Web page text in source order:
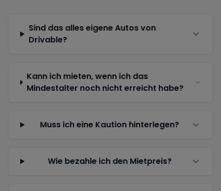
Sind das alles eigene Autos von
Drivable?
Kann ich mieten, wenn ich das
Mindestalter noch nicht erreicht habe?
Muss ich eine Kaution hinterlegen?
Wie bezahle ich den Mietpreis?